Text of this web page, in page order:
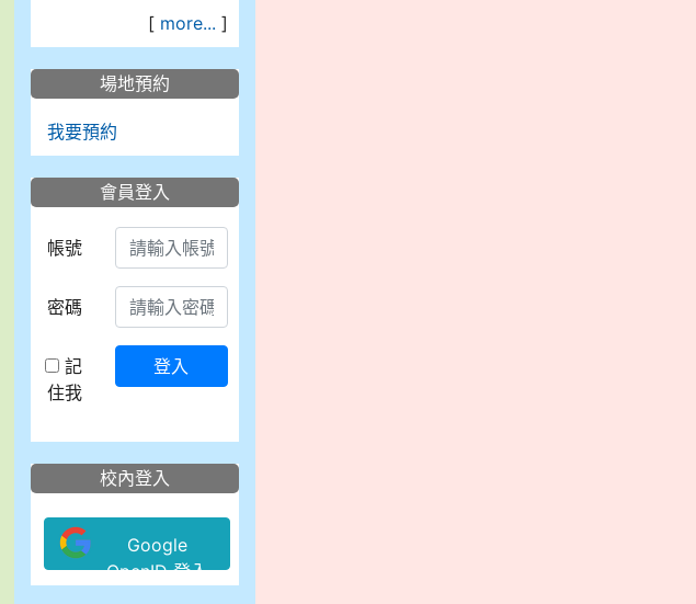
[ more... ]
場地預約
我要預約
會員登入
帳號
密碼
記
住我
登入
校內登入
Google
OpenID 登入